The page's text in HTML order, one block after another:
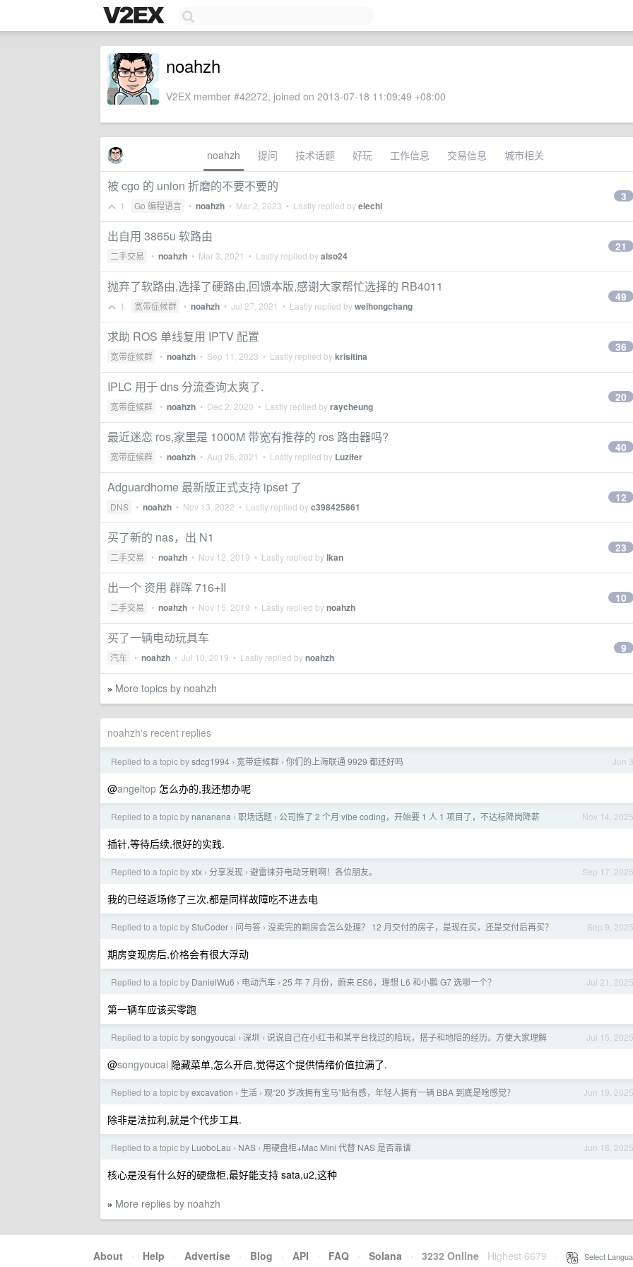
noahzh
V2EX member #42272, joined on 2013-07-18 11:09:49 +08:00
noahzh 提问 技术话题 好玩 工作信息 交易信息 城市相关
被 cgo 的 union 折磨的不要不要的
1 Go 编程语言 • noahzh • Mar 2, 2023 • Lastly replied byelechi
3
出自用 3865u 软路由
二手交易 • noahzh • Mar 3, 2021 • Lastly replied byalso24
21
抛弃了软路由,选择了硬路由,回馈本版,感谢大家帮忙选择的 RB4011
1 宽带症候群 • noahzh • Jul 27, 2021 • Lastly replied byweihongchang
49
求助 ROS 单线复用 IPTV 配置
宽带症候群 • noahzh • Sep 11, 2023 • Lastly replied bykrisitina
36
IPLC 用于 dns 分流查询太爽了.
宽带症候群 • noahzh • Dec 2, 2020 • Lastly replied byraycheung
20
最近迷恋 ros,家里是 1000M 带宽有推荐的 ros 路由器吗?
宽带症候群 • noahzh • Aug 26, 2021 • Lastly replied by Luzifer
40
Adguardhome 最新版正式支持 ipset 了
DNS • noahzh • Nov 13, 2022 • Lastly replied byc398425861
12
买了新的 nas，出 N1
二手交易 • noahzh • Nov 12, 2019 • Lastly replied bylkan
23
出一个 资用 群晖 716+II
二手交易 • noahzh • Nov 15, 2019 • Lastly replied bynoahzh
10
买了一辆电动玩具车
汽车 • noahzh • Jul 10, 2019 • Lastly replied bynoahzh
9
» More topics by noahzh
noahzh's recent replies
Jun 3
Replied to a topic bysdcg1994 › 宽带症候群 › 你们的上海联通 9929 都还好吗
@angeltop 怎么办的,我还想办呢
Nov 14, 2025
Replied to a topic by nananana › 职场话题 › 公司推了 2 个月 vibe coding，开始要 1 人 1 项目了，不达标降岗降薪
插针,等待后续,很好的实践.
Sep 17, 2025
Replied to a topic byxtx › 分享发现 › 避雷徕芬电动牙刷啊！各位朋友。
我的已经返场修了三次,都是同样故障吃不进去电
Sep 9, 2025
Replied to a topic byStuCoder › 问与答 › 没卖完的期房会怎么处理？ 12 月交付的房子，是现在买，还是交付后再买？
期房变现房后,价格会有很大浮动
Jul 21, 2025
Replied to a topic by DanielWu6 › 电动汽车 › 25 年 7 月份，蔚来 ES6，理想 L6 和小鹏 G7 选哪一个？
第一辆车应该买零跑
Jul 15, 2025
Replied to a topic bysongyoucai › 深圳 › 说说自己在小红书和某平台找过的陪玩，搭子和地陪的经历。方便大家理解
@songyoucai 隐藏菜单,怎么开启,觉得这个提供情绪价值拉满了.
Jun 19, 2025
Replied to a topic byexcavation › 生活 › 观“20 岁改拥有宝马”贴有感，年轻人拥有一辆 BBA 到底是啥感觉？
除非是法拉利,就是个代步工具.
Jun 18, 2025
Replied to a topic by LuoboLau › NAS › 用硬盘柜+Mac Mini 代替 NAS 是否靠谱
核心是没有什么好的硬盘柜,最好能支持 sata,u2,这种
» More replies by noahzh
About · Help · Advertise · Blog · API · FAQ · Solana · 3232 Online Highest 6679 Select